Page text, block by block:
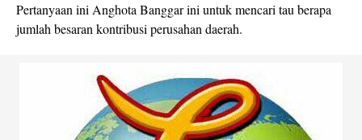
Pertanyaan ini Anghota Banggar ini untuk mencari tau berapa
jumlah besaran kontribusi perusahan daerah.